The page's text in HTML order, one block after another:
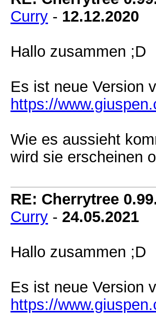
Curry - 12.12.2020
Hallo zusammen ;D
Es ist neue Version
https://
Wie es aussieht
wird sie erscheinen
RE: Cherrytree
Curry - 24.05.2021
Hallo zusammen ;D
Es ist neue Version
https://